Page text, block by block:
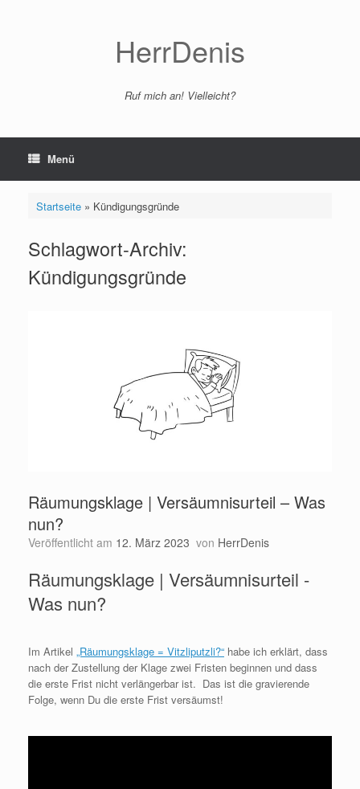
HerrDenis
Ruf mich an! Vielleicht?
Menü
Startseite» Kündigungsgründe
Schlagwort-Archiv:
Kündigungsgründe
Räumungsklage | Versäumnisurteil – Was
nun?
Veröffentlicht am 12. März 2023 von HerrDenis
Räumungsklage | Versäumnisurteil -
Was nun?
Im Artikel „Räumungsklage = Vitzliputzli?“ habe ich erklärt, dass
nach der Zustellung der Klage zwei Fristen beginnen und dass
die erste Frist nicht verlängerbar ist. Das ist die gravierende
Folge, wenn Du die erste Frist versäumst!